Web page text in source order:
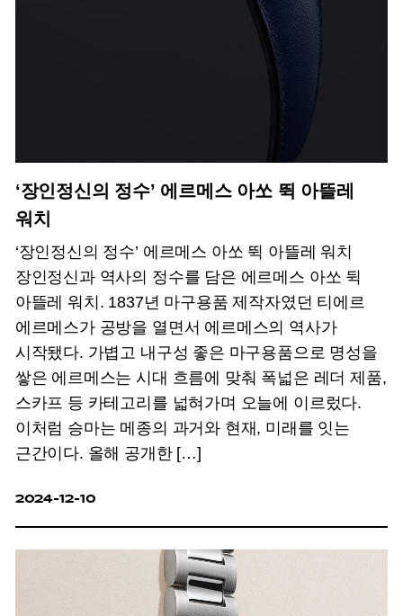
‘장인정신의 정수’ 에르메스 아쏘 뛱 아뜰레
워치
‘장인정신의 정수’ 에르메스 아쏘 뛱 아뜰레 워치
장인정신과 역사의 정수를 담은 에르메스 아쏘 뒥
아뜰레 워치. 1837년 마구용품 제작자였던 티에르
에르메스가 공방을 열면서 에르메스의 역사가
시작됐다. 가볍고 내구성 좋은 마구용품으로 명성을
쌓은 에르메스는 시대 흐름에 맞춰 폭넓은 레더 제품,
스카프 등 카테고리를 넓혀가며 오늘에 이르렀다.
이처럼 승마는 메종의 과거와 현재, 미래를 잇는
근간이다. 올해 공개한 […]
2024-12-10